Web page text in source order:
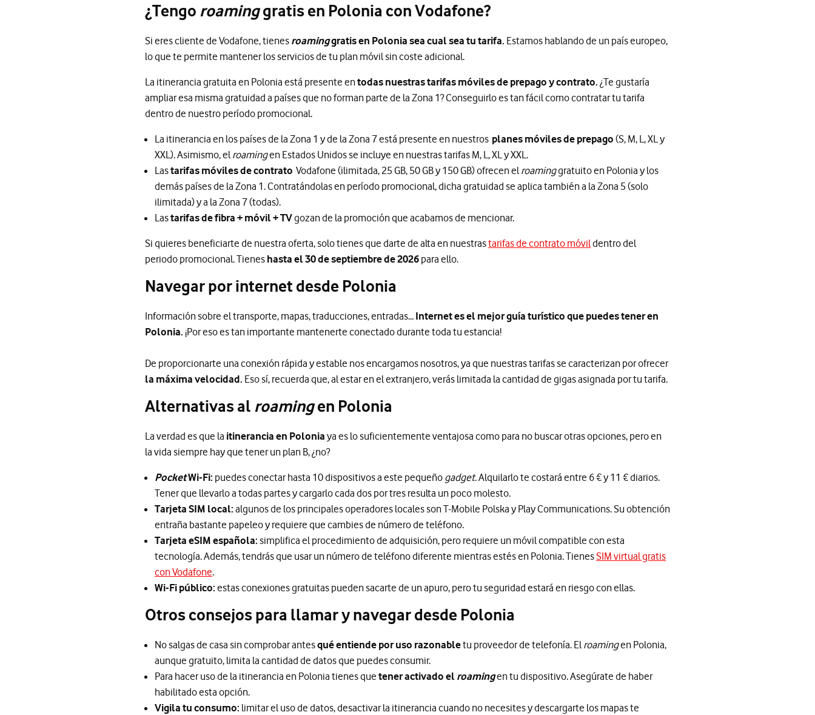
¿Tengo roaminggratis en Polonia con Vodafone?
Si eres cliente de Vodafone, tienes roaminggratis en Polonia sea cual sea tu tarifa. Estamos hablando de un país europeo,
lo que te permite mantener los servicios de tu plan móvil sin coste adicional.
La itinerancia gratuita en Polonia está presente entodas nuestras tarifas móviles de prepago y contrato. ¿Te gustaría
ampliar esa misma gratuidad a países que no forman parte de la Zona 1? Conseguirlo es tan fácil como contratar tu tarifa
dentro de nuestro período promocional.
La itinerancia en los países de la Zona 1 y de la Zona 7 está presente en nuestros planes móviles de prepago (S, M, L, XL y
XXL). Asimismo, elroamingen Estados Unidos se incluye en nuestras tarifas M, L, XL y XXL.
Lastarifas móviles de contrato Vodafone (ilimitada, 25 GB, 50 GB y 150 GB) ofrecen elroaminggratuito en Polonia y los
demás países de la Zona 1. Contratándolas en período promocional, dicha gratuidad se aplica también a la Zona 5 (solo
ilimitada) y a la Zona 7 (todas).
Lastarifas de fibra + móvil + TVgozan de la promoción que acabamos de mencionar.
Si quieres beneficiarte de nuestra oferta, solo tienes que darte de alta en nuestrastarifas de contrato móvildentro del
periodo promocional. Tienes hasta el 30 de septiembre de 2026 para ello.
Navegar por internet desde Polonia
Información sobre el transporte, mapas, traducciones, entradas… Internet es el mejor guía turístico que puedes tener en
Polonia. ¡Por eso es tan importante mantenerte conectado durante toda tu estancia!
De proporcionarte una conexión rápida y estable nos encargamos nosotros, ya que nuestras tarifas se caracterizan por ofrecer
la máxima velocidad. Eso sí, recuerda que, al estar en el extranjero, verás limitada la cantidad de gigas asignada por tu tarifa.
Alternativas al roamingen Polonia
La verdad es que la itinerancia en Polonia ya es lo suficientemente ventajosa como para no buscar otras opciones, pero en
la vida siempre hay que tener un plan B, ¿no?
PocketWi-Fi: puedes conectar hasta 10 dispositivos a este pequeño gadget. Alquilarlo te costará entre 6 € y 11 € diarios.
Tener que llevarlo a todas partes y cargarlo cada dos por tres resulta un poco molesto.
Tarjeta SIM local: algunos de los principales operadores locales son T-Mobile Polska y Play Communications. Su obtención
entraña bastante papeleo y requiere que cambies de número de teléfono.
Tarjeta eSIM española: simplifica el procedimiento de adquisición, pero requiere un móvil compatible con esta
tecnología. Además, tendrás que usar un número de teléfono diferente mientras estés en Polonia. Tienes SIM virtual gratis
con Vodafone.
Wi-Fi público: estas conexiones gratuitas pueden sacarte de un apuro, pero tu seguridad estará en riesgo con ellas.
Otros consejos para llamar y navegar desde Polonia
No salgas de casa sin comprobar antesqué entiende por uso razonabletu proveedor de telefonía. Elroamingen Polonia,
aunque gratuito, limita la cantidad de datos que puedes consumir.
Para hacer uso de la itinerancia en Polonia tienes que tener activado el roamingen tu dispositivo. Asegúrate de haber
habilitado esta opción.
Vigila tu consumo: limitar el uso de datos, desactivar la itinerancia cuando no necesites y descargarte los mapas te